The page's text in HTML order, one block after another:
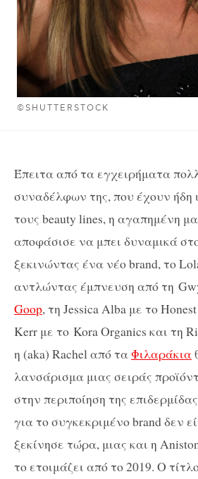
©SHUTTERSTOCK
Έπειτα από τα εγχειρήματα
συναδέλφων της, που έχουν ήδη
τους beauty lines, η αγαπημένη
αποφάσισε να μπει δυναμικά
ξεκινώντας ένα νέο brand, το
αντλώντας έμπνευση από τη
Goop, τη Jessica Alba με το
Kerr με το Kora Organics και τη
η (aka) Rachel από ταΦιλαράκια
λανσάρισμα μιας σειράς
στην περιποίηση της
για το συγκεκριμένο brand δεν
ξεκίνησε τώρα, μιας και η
το ετοιμάζει από το 2019. Ο